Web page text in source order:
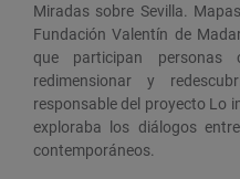
Miradas sobre Sevilla.
Fundación Valentín de
que participan personas
redimensionar y
responsable del proyecto Lo
exploraba los diálogos
contemporáneos.